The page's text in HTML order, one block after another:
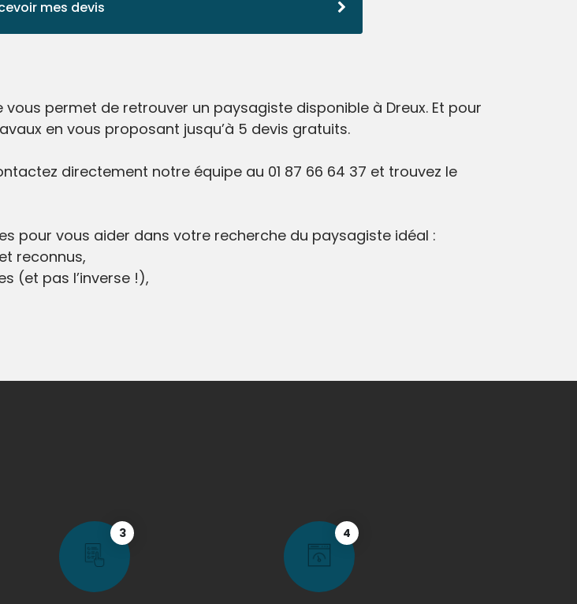
mes devis
permet de retrouver un paysagiste disponible à Dreux. Et pour
en vous proposant jusqu’à 5 devis gratuits.
directement notre équipe au 01 87 66 64 37 et trouvez le
pour vous aider dans votre recherche du paysagiste idéal :
reconnus,
(et pas l’inverse !),
3 4